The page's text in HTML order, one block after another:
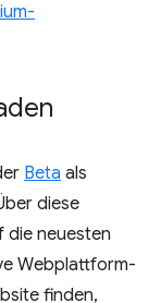
Beta als
diese
die neuesten
Webplattform-
finden,